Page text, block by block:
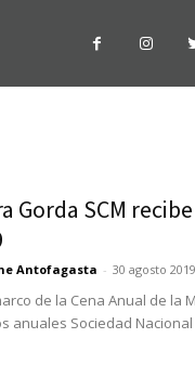
Gorda SCM
Antofagasta - 30 agosto 2019
de la Cena Anual de la
anuales Sociedad